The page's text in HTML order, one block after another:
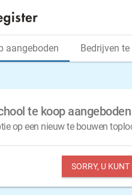
te koop
op een nieuw te bouwen
SORRY, U
aangeboden Bedrijven